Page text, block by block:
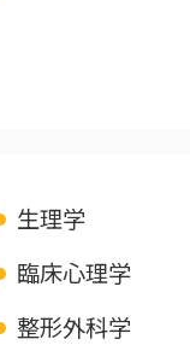
生理学
臨床心理学
整形外科学